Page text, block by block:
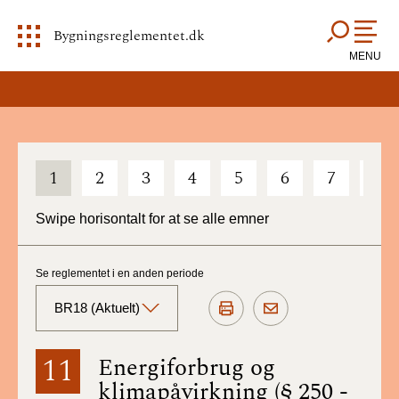
Bygningsreglementet.dk
MENU
1 2 3 4 5 6 7
Swipe horisontalt for at se alle emner
11 Energiforbrug og
klimapåvirkning (§ 250 -
Se reglementet i en anden periode
BR18 (Aktuelt)
BR18 (Aktuelt)